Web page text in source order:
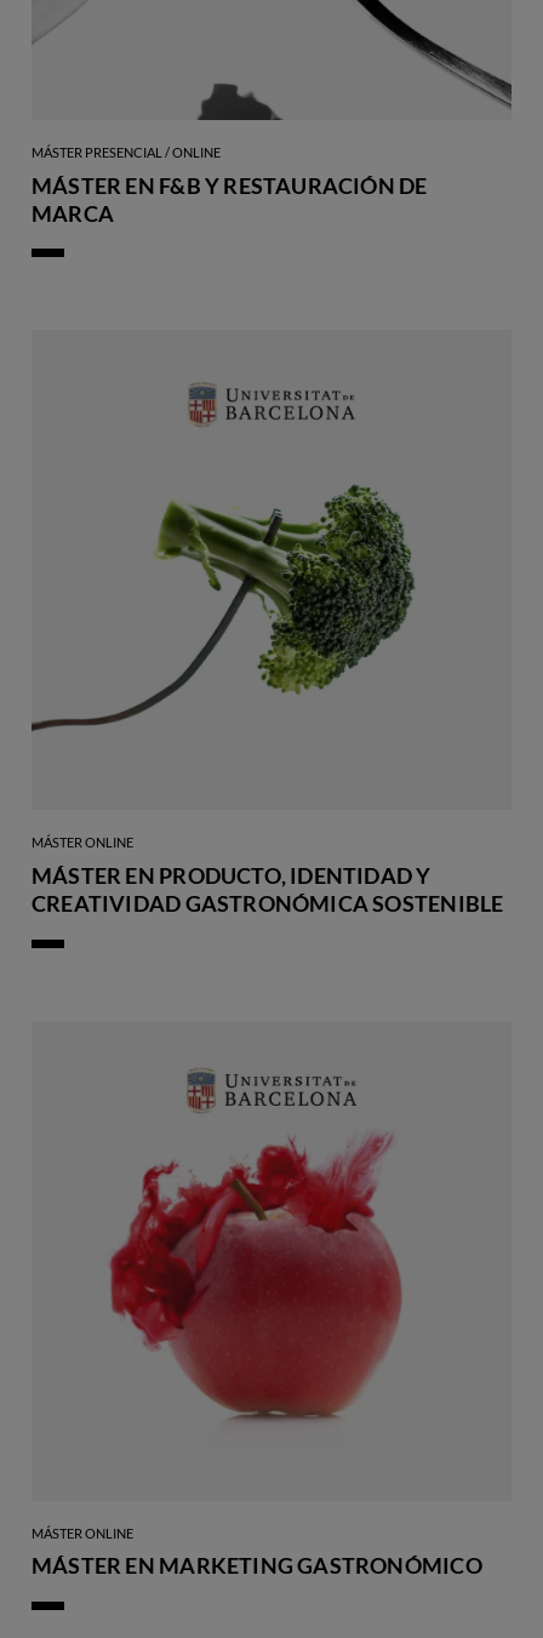
MÁSTER PRESENCIAL / ONLINE
MÁSTER EN F&B Y RESTAURACIÓN DE
MARCA
MÁSTER ONLINE
MÁSTER EN PRODUCTO, IDENTIDAD Y
CREATIVIDAD GASTRONÓMICA SOSTENIBLE
MÁSTER ONLINE
MÁSTER EN MARKETING GASTRONÓMICO